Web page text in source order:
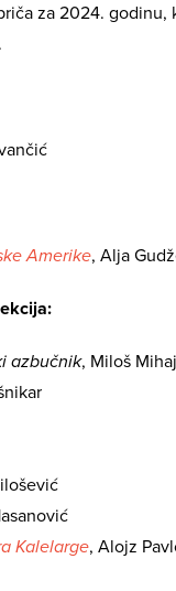
za 2024.
Amerike, Alja
azbučnik, Miloš
Kalelarge, Alojz